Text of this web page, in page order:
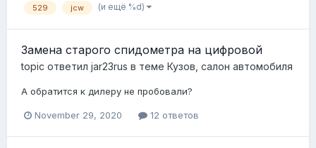
529 jcw (и ещё %d)
Замена старого спидометра на цифровой
topic ответил jar23rus в теме Кузов, салон автомобиля
А обратится к дилеру не пробовали?
November 29, 2020 12 ответов